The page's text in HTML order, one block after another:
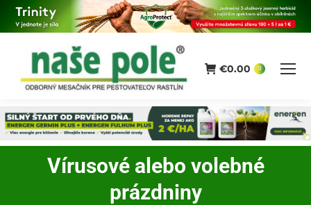
€0.00 0
Vírusové alebo volebné
prázdniny